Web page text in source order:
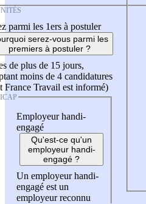
parmi les 1ers à postuler
serez-vous parmi les
premiers à postuler ?
de plus de 15 jours,
moins de 4 candidatures
France Travail est informé)
Employeur handi-
engagé
Qu'est-ce qu'un
employeur handi-
engagé ?
Un employeur handi-
engagé est un
employeur reconnu